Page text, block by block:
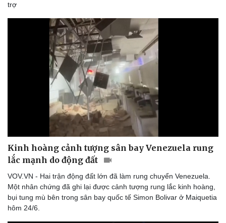
Lịch thi đấu bóng đá
Thế giới thể thao
Ô tô - Xe máy
Ô tô
Xe máy
Tư vấn
trợ
Kinh hoàng cảnh tượng sân bay Venezuela rung
lắc mạnh do động đất
VOV.VN - Hai trận động đất lớn đã làm rung chuyển Venezuela.
Một nhân chứng đã ghi lại được cảnh tượng rung lắc kinh hoàng,
bụi tung mù bên trong sân bay quốc tế Simon Bolivar ở Maiquetia
hôm 24/6.